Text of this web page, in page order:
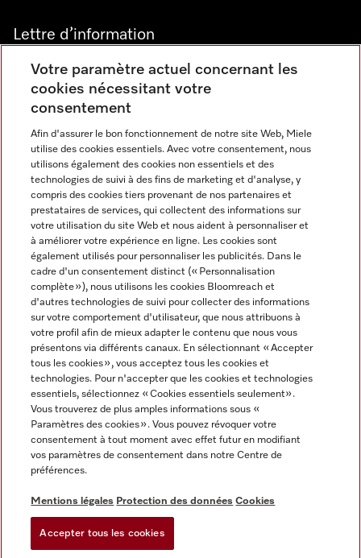
Lettre d’information
Langue
FRANCAIS
Informations légales
CGV
Conditions d’utilisation
Déclaration d'accessibilité
Digital Services Act
Miele sur Instagram
Miele sur Youtube
Votre paramètre actuel concernant les
cookies nécessitant votre
consentement
Afin d'assurer le bon fonctionnement de notre site Web, Miele
utilise des cookies essentiels. Avec votre consentement, nous
utilisons également des cookies non essentiels et des
technologies de suivi à des fins de marketing et d'analyse, y
compris des cookies tiers provenant de nos partenaires et
prestataires de services, qui collectent des informations sur
votre utilisation du site Web et nous aident à personnaliser et
à améliorer votre expérience en ligne. Les cookies sont
également utilisés pour personnaliser les publicités. Dans le
cadre d'un consentement distinct (« Personnalisation
complète »), nous utilisons les cookies Bloomreach et
d'autres technologies de suivi pour collecter des informations
sur votre comportement d'utilisateur, que nous attribuons à
votre profil afin de mieux adapter le contenu que nous vous
présentons via différents canaux. En sélectionnant « Accepter
tous les cookies », vous acceptez tous les cookies et
technologies. Pour n'accepter que les cookies et technologies
essentiels, sélectionnez « Cookies essentiels seulement».
Vous trouverez de plus amples informations sous «
Paramètres des cookies ». Vous pouvez révoquer votre
consentement à tout moment avec effet futur en modifiant
vos paramètres de consentement dans notre Centre de
préférences.
Mentions légales Protection des données Cookies
Accepter tous les cookies